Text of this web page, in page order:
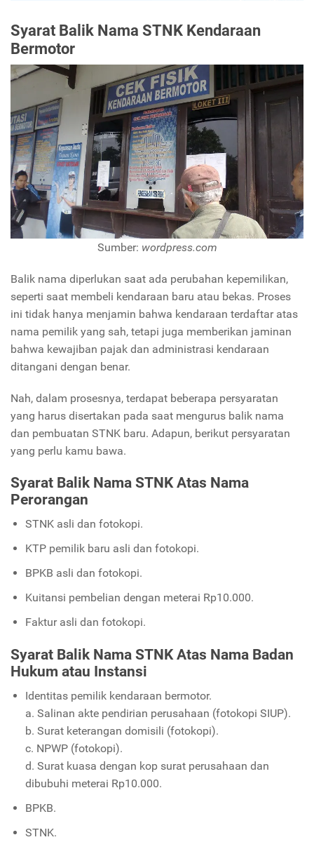
Syarat Balik Nama STNK Kendaraan
Bermotor
Sumber: wordpress.com
Balik nama diperlukan saat ada perubahan kepemilikan,
seperti saat membeli kendaraan baru atau bekas. Proses
ini tidak hanya menjamin bahwa kendaraan terdaftar atas
nama pemilik yang sah, tetapi juga memberikan jaminan
bahwa kewajiban pajak dan administrasi kendaraan
ditangani dengan benar.
Nah, dalam prosesnya, terdapat beberapa persyaratan
yang harus disertakan pada saat mengurus balik nama
dan pembuatan STNK baru. Adapun, berikut persyaratan
yang perlu kamu bawa.
Syarat Balik Nama STNK Atas Nama
Perorangan
STNK asli dan fotokopi.
KTP pemilik baru asli dan fotokopi.
BPKB asli dan fotokopi.
Kuitansi pembelian dengan meterai Rp10.000.
Faktur asli dan fotokopi.
Syarat Balik Nama STNK Atas Nama Badan
Hukum atau Instansi
Identitas pemilik kendaraan bermotor.
a. Salinan akte pendirian perusahaan (fotokopi SIUP).
b. Surat keterangan domisili (fotokopi).
c. NPWP (fotokopi).
d. Surat kuasa dengan kop surat perusahaan dan
dibubuhi meterai Rp10.000.
BPKB.
STNK.